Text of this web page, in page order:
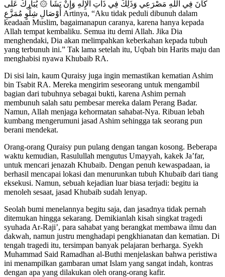
كَانَ فِي اللَّهِ مَصْرَعِي وَذَلِكَ فِي ذَاتِ الْإِلَهِ وَإِنْ يَشَأْ ۞ يُبَارِكْ عَلَى
أَوْصَالِ شِلْوٍ مُمَزَّعِ Artinya, “Aku tidak peduli dibunuh dalam
keadaan Muslim, bagaimanapun caranya, karena hanya kepada
Allah tempat kembaliku. Semua itu demi Allah. Jika Dia
menghendaki, Dia akan melimpahkan keberkahan kepada tubuh
yang terbunuh ini.” Tak lama setelah itu, Uqbah bin Harits maju dan
menghabisi nyawa Khubaib RA.
Di sisi lain, kaum Quraisy juga ingin memastikan kematian Ashim
bin Tsabit RA. Mereka mengirim seseorang untuk mengambil
bagian dari tubuhnya sebagai bukti, karena Ashim pernah
membunuh salah satu pembesar mereka dalam Perang Badar.
Namun, Allah menjaga kehormatan sahabat-Nya. Ribuan lebah
kumbang mengerumuni jasad Ashim sehingga tak seorang pun
berani mendekat.
Orang-orang Quraisy pun pulang dengan tangan kosong. Beberapa
waktu kemudian, Rasulullah mengutus Umayyah, kakek Ja’far,
untuk mencari jenazah Khubaib. Dengan penuh kewaspadaan, ia
berhasil mencapai lokasi dan menurunkan tubuh Khubaib dari tiang
eksekusi. Namun, sebuah kejadian luar biasa terjadi: begitu ia
menoleh sesaat, jasad Khubaib sudah lenyap.
Seolah bumi menelannya begitu saja, dan jasadnya tidak pernah
ditemukan hingga sekarang. Demikianlah kisah singkat tragedi
syuhada Ar-Raji’, para sahabat yang berangkat membawa ilmu dan
dakwah, namun justru menghadapi pengkhianatan dan kematian. Di
tengah tragedi itu, tersimpan banyak pelajaran berharga. Syekh
Muhammad Said Ramadhan al-Buthi menjelaskan bahwa peristiwa
ini menampilkan gambaran umat Islam yang sangat indah, kontras
dengan apa yang dilakukan oleh orang-orang kafir.